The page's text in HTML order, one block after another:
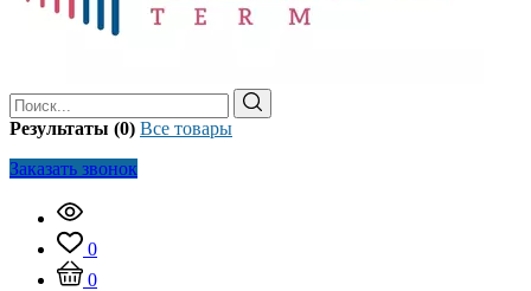
Результаты (0) Все товары
Заказать звонок
0
0